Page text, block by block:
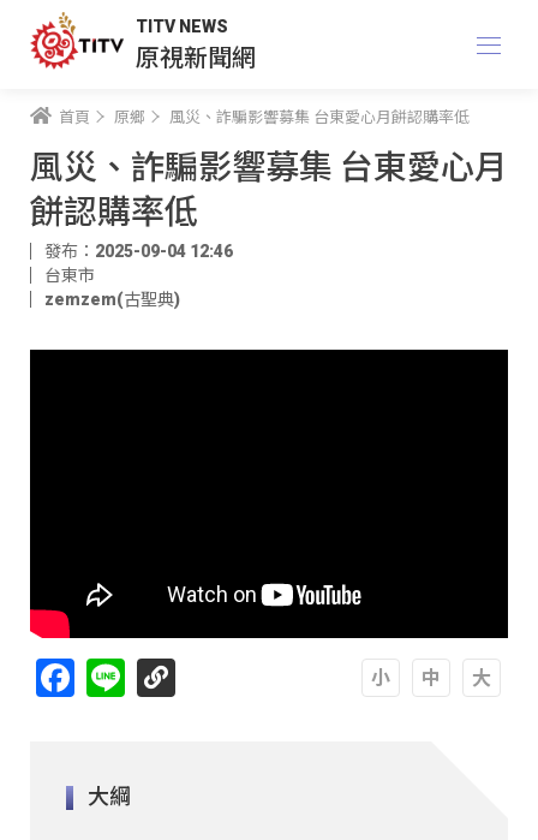
TITV NEWS
原視新聞網
首頁 原鄉 風災、詐騙影響募集 台東愛心月餅認購率低
風災、詐騙影響募集 台東愛心月
餅認購率低
發布：2025-09-04 12:46
台東市
zemzem(古聖典)
Facebook
Line
大綱